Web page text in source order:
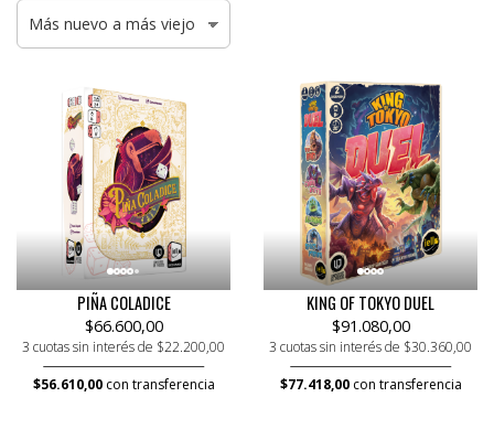
PIÑA COLADICE
$66.600,00
3 cuotas sin interés de $22.200,00
$56.610,00con transferencia
KING OF TOKYO DUEL
$91.080,00
3 cuotas sin interés de $30.360,00
$77.418,00con transferencia